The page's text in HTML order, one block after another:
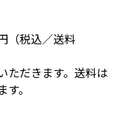
税込／送料
ただきます。送料は
。